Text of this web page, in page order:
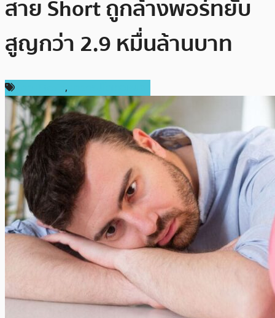
สาย Short ถูกล้างพอร์ทยับ
สูญกว่า 2.9 หมื่นล้านบาท
,